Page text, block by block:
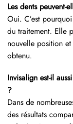
Les dents peuvent-
Oui. C’est
du traitement. Elle
nouvelle position
obtenu.
Invisalign est-il
?
Dans de
des résultats